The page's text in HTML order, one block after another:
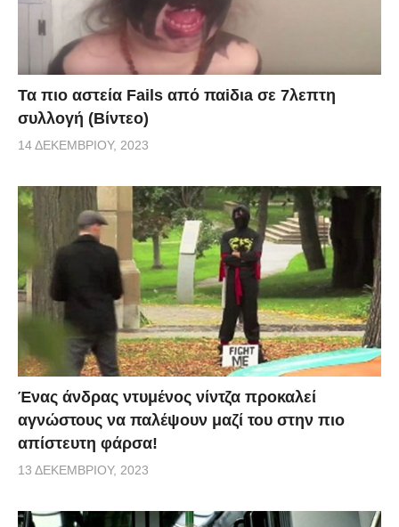
Τα πιο αστεία Fails από παiδιa σε 7λεπτη
συλλογή (Βίντεο)
14 ΔΕΚΕΜΒΡΊΟΥ, 2023
Ένας άνδρας ντυμένος νίντζα προκαλεί
αγνώστους να παλέψουν μαζί του στην πιο
απίστευτη φάρσα!
13 ΔΕΚΕΜΒΡΊΟΥ, 2023